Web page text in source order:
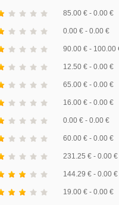
85.00 € - 0.00 €
0.00 € - 0.00 €
90.00 € - 100.00
12.50 € - 0.00 €
65.00 € - 0.00 €
16.00 € - 0.00 €
0.00 € - 0.00 €
60.00 € - 0.00 €
231.25 € - 0.00 €
144.29 € - 0.00 €
19.00 € - 0.00 €